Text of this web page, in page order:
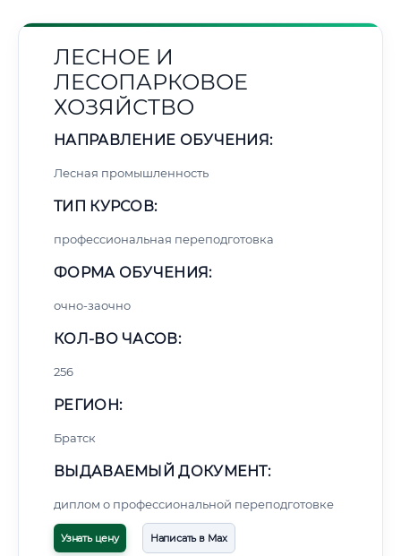
ЛЕСНОЕ И
ЛЕСОПАРКОВОЕ
ХОЗЯЙСТВО
НАПРАВЛЕНИЕ ОБУЧЕНИЯ:
Лесная промышленность
ТИП КУРСОВ:
профессиональная переподготовка
ФОРМА ОБУЧЕНИЯ:
очно-заочно
КОЛ-ВО ЧАСОВ:
256
РЕГИОН:
Братск
ВЫДАВАЕМЫЙ ДОКУМЕНТ:
диплом о профессиональной переподготовке
Узнать цену Написать в Max